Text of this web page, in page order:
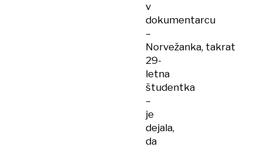
v
dokumentarcu
–
Norvežanka, takrat
29-
letna
študentka
–
je
dejala,
da